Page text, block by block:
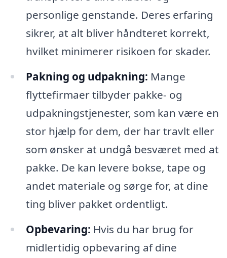
personlige genstande. Deres erfaring
sikrer, at alt bliver håndteret korrekt,
hvilket minimerer risikoen for skader.
Pakning og udpakning: Mange
flyttefirmaer tilbyder pakke- og
udpakningstjenester, som kan være en
stor hjælp for dem, der har travlt eller
som ønsker at undgå besværet med at
pakke. De kan levere bokse, tape og
andet materiale og sørge for, at dine
ting bliver pakket ordentligt.
Opbevaring: Hvis du har brug for
midlertidig opbevaring af dine